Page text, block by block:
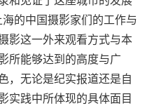
的中国摄影家们的工作与
影这一外来观看方式与本
所能够达到的高度与广
，无论是纪实报道还是自
实践中所体现的具体面目